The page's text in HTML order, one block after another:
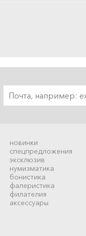
новинки
спецпредложения
эксклюзив
нумизматика
бонистика
фалеристика
филателия
аксессуары